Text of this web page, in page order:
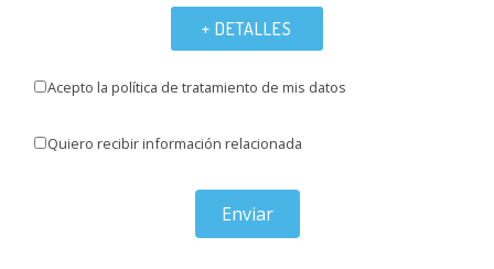
+ DETALLES
Acepto la política de tratamiento de mis datos
Quiero recibir información relacionada
Enviar